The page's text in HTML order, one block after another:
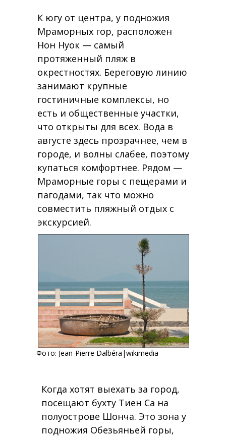
К югу от центра, у подножия
Мраморных гор, расположен
Нон Нуок — самый
протяженный пляж в
окрестностях. Береговую линию
занимают крупные
гостиничные комплексы, но
есть и общественные участки,
что открыты для всех. Вода в
августе здесь прозрачнее, чем в
городе, и волны слабее, поэтому
купаться комфортнее. Рядом —
Мраморные горы с пещерами и
пагодами, так что можно
совместить пляжный отдых с
экскурсией.
Фото: Jean-Pierre Dalbéra |wikimedia
Когда хотят выехать за город,
посещают бухту Тиен Са на
полуострове Шонча. Это зона у
подножия Обезьяньей горы,